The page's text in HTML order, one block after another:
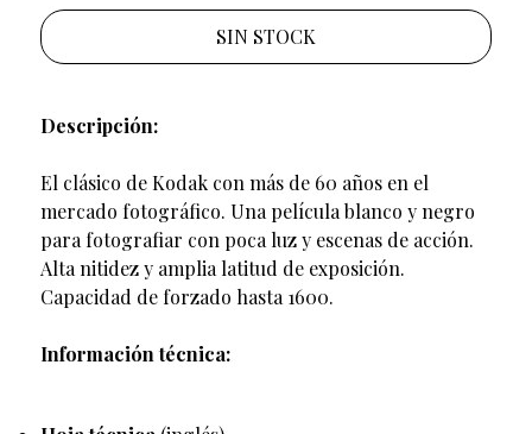
SIN STOCK
Descripción:
El clásico de Kodak con más de 60 años en el
mercado fotográfico. Una película blanco y negro
para fotografiar con poca luz y escenas de acción.
Alta nitidez y amplia latitud de exposición.
Capacidad de forzado hasta 1600.
Información técnica: